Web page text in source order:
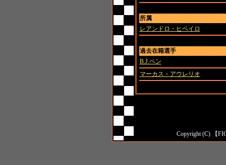
所属
レアンドロ・ヒベイロ
過去在籍選手
B.J.ペン
マーカス・アウレリオ
Copyright (C) 【